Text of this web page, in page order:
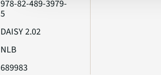
978-82-489-3979-
5
DAISY 2.02
NLB
689983